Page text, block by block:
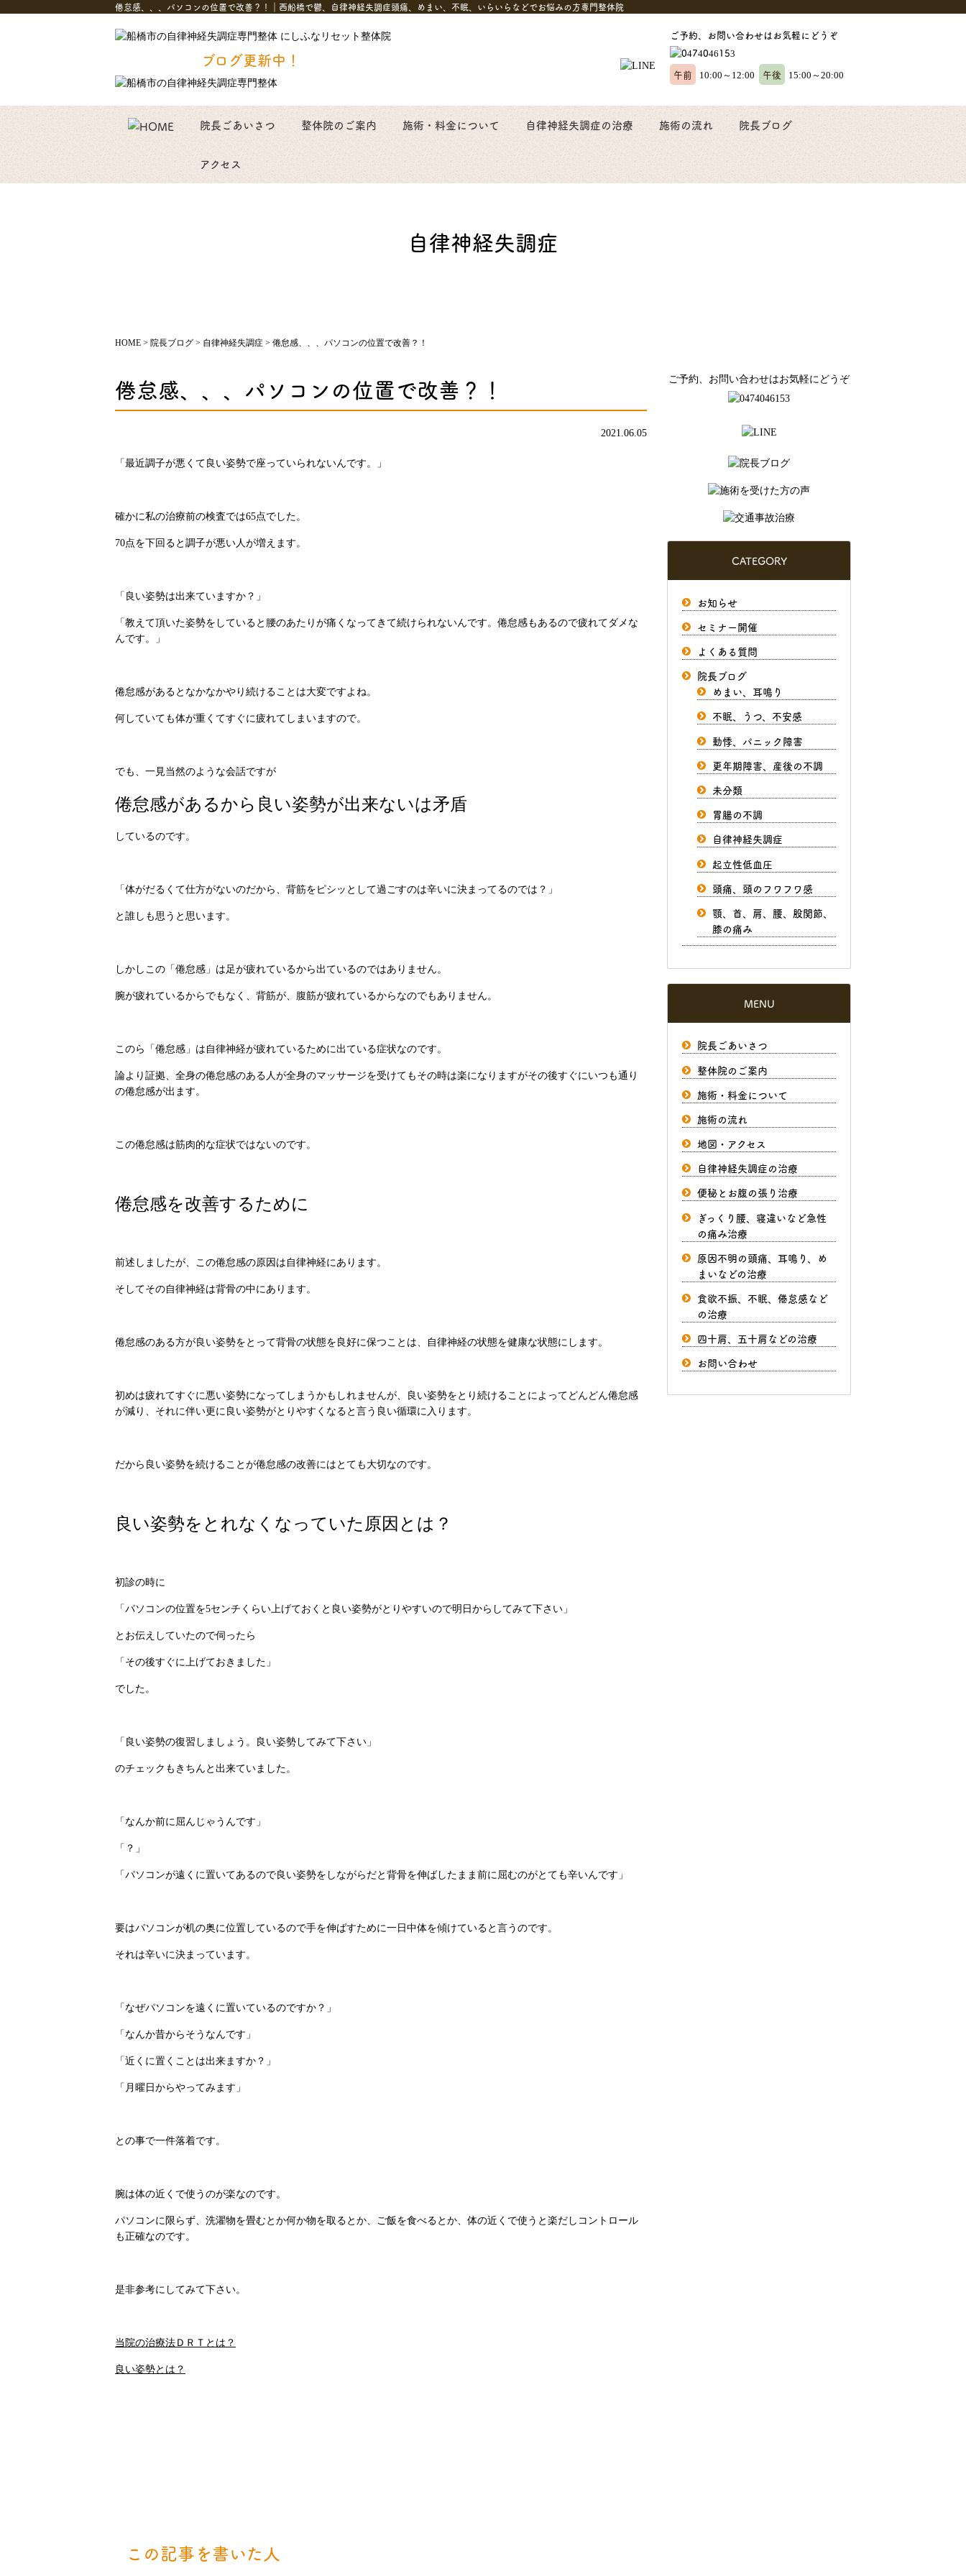
倦怠感、、、パソコンの位置で改善？！｜西船橋で鬱、自律神経失調症頭痛、めまい、不眠、いらいらなどでお悩みの方専門整体院
ブログ更新中！
ご予約、お問い合わせはお気軽にどうぞ
午前 10:00～12:00 午後 15:00～20:00
院長ごあいさつ 整体院のご案内 施術・料金について 自律神経失調症の治療 施術の流れ 院長ブログ
アクセス
自律神経失調症
HOME > 院長ブログ > 自律神経失調症 > 倦怠感、、、パソコンの位置で改善？！
倦怠感、、、パソコンの位置で改善？！
2021.06.05
「最近調子が悪くて良い姿勢で座っていられないんです。」
確かに私の治療前の検査では65点でした。
70点を下回ると調子が悪い人が増えます。
「良い姿勢は出来ていますか？」
「教えて頂いた姿勢をしていると腰のあたりが痛くなってきて続けられないんです。倦怠感もあるので疲れてダメな
んです。」
倦怠感があるとなかなかやり続けることは大変ですよね。
何していても体が重くてすぐに疲れてしまいますので。
でも、一見当然のような会話ですが
倦怠感があるから良い姿勢が出来ないは矛盾
しているのです。
「体がだるくて仕方がないのだから、背筋をピシッとして過ごすのは辛いに決まってるのでは？」
と誰しも思うと思います。
しかしこの「倦怠感」は足が疲れているから出ているのではありません。
腕が疲れているからでもなく、背筋が、腹筋が疲れているからなのでもありません。
このら「倦怠感」は自律神経が疲れているために出ている症状なのです。
論より証拠、全身の倦怠感のある人が全身のマッサージを受けてもその時は楽になりますがその後すぐにいつも通り
の倦怠感が出ます。
この倦怠感は筋肉的な症状ではないのです。
倦怠感を改善するために
前述しましたが、この倦怠感の原因は自律神経にあります。
そしてその自律神経は背骨の中にあります。
倦怠感のある方が良い姿勢をとって背骨の状態を良好に保つことは、自律神経の状態を健康な状態にします。
初めは疲れてすぐに悪い姿勢になってしまうかもしれませんが、良い姿勢をとり続けることによってどんどん倦怠感
が減り、それに伴い更に良い姿勢がとりやすくなると言う良い循環に入ります。
だから良い姿勢を続けることが倦怠感の改善にはとても大切なのです。
良い姿勢をとれなくなっていた原因とは？
初診の時に
「パソコンの位置を5センチくらい上げておくと良い姿勢がとりやすいので明日からしてみて下さい」
とお伝えしていたので伺ったら
「その後すぐに上げておきました」
でした。
「良い姿勢の復習しましょう。良い姿勢してみて下さい」
のチェックもきちんと出来ていました。
「なんか前に屈んじゃうんです」
「？」
「パソコンが遠くに置いてあるので良い姿勢をしながらだと背骨を伸ばしたまま前に屈むのがとても辛いんです」
要はパソコンが机の奥に位置しているので手を伸ばすために一日中体を傾けていると言うのです。
それは辛いに決まっています。
「なぜパソコンを遠くに置いているのですか？」
「なんか昔からそうなんです」
「近くに置くことは出来ますか？」
「月曜日からやってみます」
との事で一件落着です。
腕は体の近くで使うのが楽なのです。
パソコンに限らず、洗濯物を畳むとか何か物を取るとか、ご飯を食べるとか、体の近くで使うと楽だしコントロール
も正確なのです。
是非参考にしてみて下さい。
当院の治療法ＤＲＴとは？
良い姿勢とは？
この記事を書いた人
ご予約、お問い合わせはお気軽にどうぞ
CATEGORY
お知らせ
セミナー開催
よくある質問
院長ブログ
めまい、耳鳴り
不眠、うつ、不安感
動悸、パニック障害
更年期障害、産後の不調
未分類
胃腸の不調
自律神経失調症
起立性低血圧
頭痛、頭のフワフワ感
顎、首、肩、腰、股関節、
膝の痛み
MENU
院長ごあいさつ
整体院のご案内
施術・料金について
施術の流れ
地図・アクセス
自律神経失調症の治療
便秘とお腹の張り治療
ぎっくり腰、寝違いなど急性
の痛み治療
原因不明の頭痛、耳鳴り、め
まいなどの治療
食欲不振、不眠、倦怠感など
の治療
四十肩、五十肩などの治療
お問い合わせ